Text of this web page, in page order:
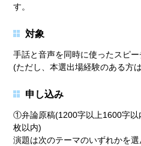
す。
対象
手話と音声を同時に使ったスピ
(ただし、本選出場経験のある方
申し込み
①弁論原稿(1200字以上1600字以
枚以内)
演題は次のテーマのいずれかを選